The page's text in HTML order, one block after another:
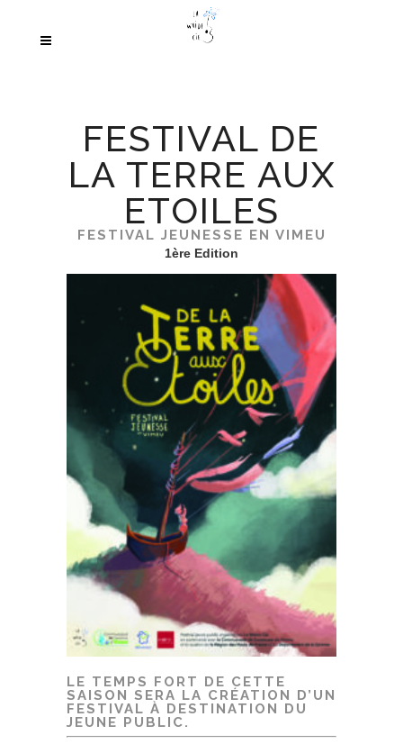
FESTIVAL DE
LA TERRE AUX
ETOILES
FESTIVAL JEUNESSE EN VIMEU
1ère Edition
LE TEMPS FORT DE CETTE
SAISON SERA LA CRÉATION D’UN
FESTIVAL À DESTINATION DU
JEUNE PUBLIC.